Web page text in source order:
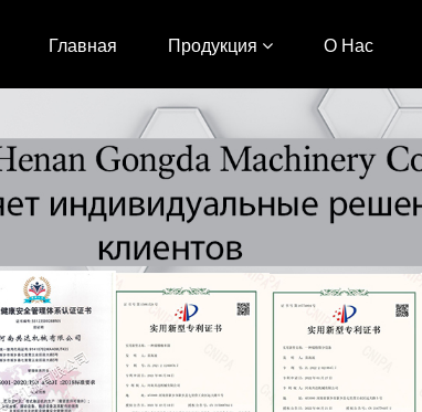
Главная Продукция О Нас